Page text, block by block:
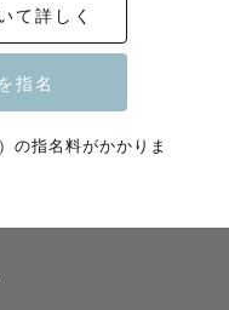
ように
て詳しく
の指名料がかかりま